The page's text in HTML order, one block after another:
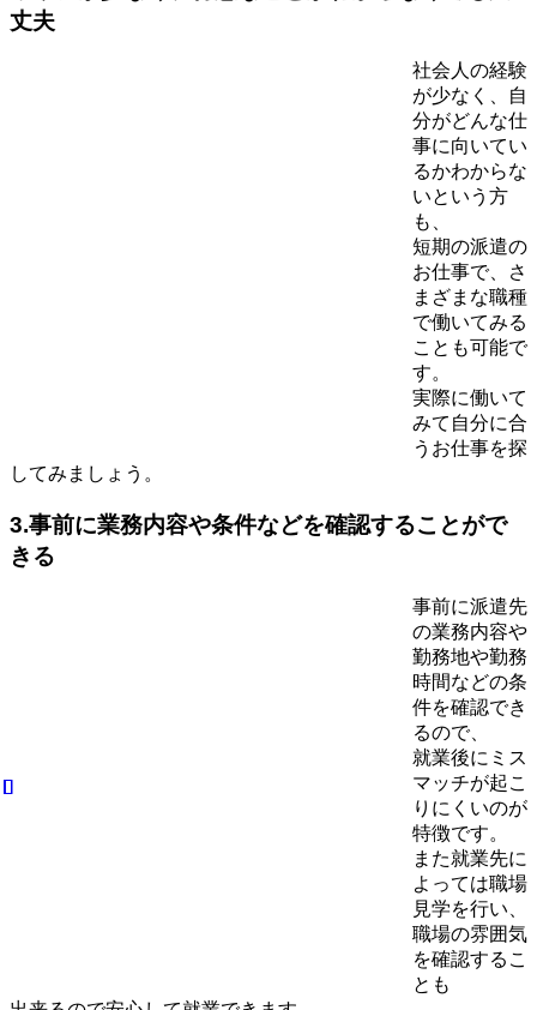
丈夫
社会人の経験
が少なく、自
分がどんな仕
事に向いてい
るかわからな
いという方
も、
短期の派遣の
お仕事で、さ
まざまな職種
で働いてみる
ことも可能で
す。
実際に働いて
みて自分に合
うお仕事を探
してみましょう。
3.事前に業務内容や条件などを確認することがで
きる
事前に派遣先
の業務内容や
勤務地や勤務
時間などの条
件を確認でき
るので、
就業後にミス
マッチが起こ
りにくいのが
特徴です。
また就業先に
よっては職場
見学を行い、
職場の雰囲気
を確認するこ
とも